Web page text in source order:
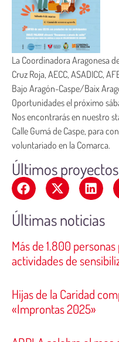
La Coordinadora Aragonesa
Cruz Roja, AECC, ASADICC,
Bajo Aragón-Caspe/Baix
Oportunidades el próximo
Nos encontrarás en nuestro
Calle Gumá de Caspe, para
voluntariado en la Comarca.
Últimos proyectos
Últimas noticias
Más de 1.800
actividades de
Hijas de la Caridad
«Improntas 2025»